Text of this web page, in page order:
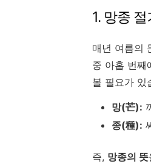
1. 망종
매년 여름의
중 아홉 번째
볼 필요가 있
망(芒):
종(種):
즉, 망종의 뜻